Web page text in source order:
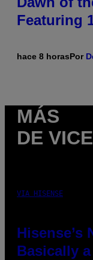
Featuring
hace 8 horasPor
MÁS
DE VICE
VIA HISENSE
Hisense’s
Basically